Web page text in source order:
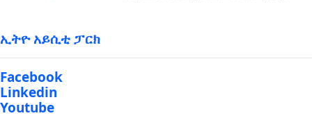
ኢትዮ አይሲቲ ፓርክ
Facebook
Linkedin
Youtube